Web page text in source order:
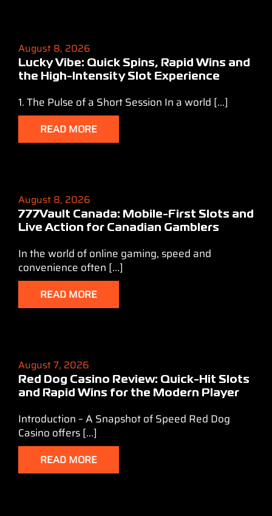
August 8, 2026
Lucky Vibe: Quick Spins, Rapid Wins and
the High‑Intensity Slot Experience
1. The Pulse of a Short Session In a world [...]
READ MORE
August 8, 2026
777Vault Canada: Mobile‑First Slots and
Live Action for Canadian Gamblers
In the world of online gaming, speed and
convenience often [...]
READ MORE
August 7, 2026
Red Dog Casino Review: Quick‑Hit Slots
and Rapid Wins for the Modern Player
Introduction – A Snapshot of Speed Red Dog
Casino offers [...]
READ MORE